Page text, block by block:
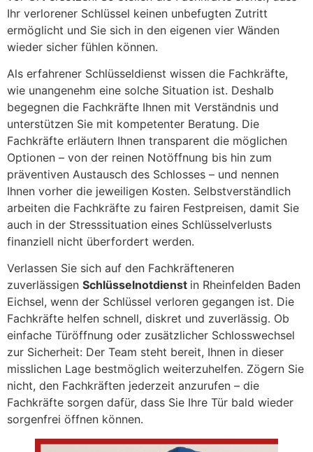
Ihr verlorener Schlüssel keinen unbefugten Zutritt
ermöglicht und Sie sich in den eigenen vier Wänden
wieder sicher fühlen können.
Als erfahrener Schlüsseldienst wissen die Fachkräfte,
wie unangenehm eine solche Situation ist. Deshalb
begegnen die Fachkräfte Ihnen mit Verständnis und
unterstützen Sie mit kompetenter Beratung. Die
Fachkräfte erläutern Ihnen transparent die möglichen
Optionen – von der reinen Notöffnung bis hin zum
präventiven Austausch des Schlosses – und nennen
Ihnen vorher die jeweiligen Kosten. Selbstverständlich
arbeiten die Fachkräfte zu fairen Festpreisen, damit Sie
auch in der Stresssituation eines Schlüsselverlusts
finanziell nicht überfordert werden.
Verlassen Sie sich auf den Fachkräfteneren
zuverlässigen Schlüsselnotdienst in Rheinfelden Baden
Eichsel, wenn der Schlüssel verloren gegangen ist. Die
Fachkräfte helfen schnell, diskret und zuverlässig. Ob
einfache Türöffnung oder zusätzlicher Schlosswechsel
zur Sicherheit: Der Team steht bereit, Ihnen in dieser
misslichen Lage bestmöglich weiterzuhelfen. Zögern Sie
nicht, den Fachkräften jederzeit anzurufen – die
Fachkräfte sorgen dafür, dass Sie Ihre Tür bald wieder
sorgenfrei öffnen können.